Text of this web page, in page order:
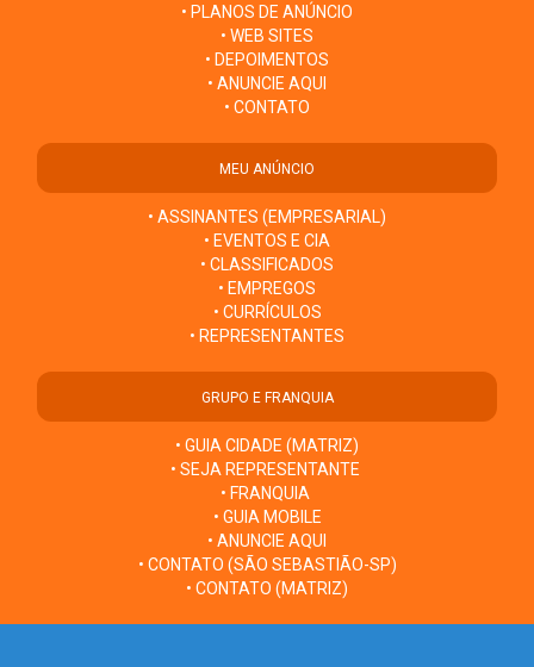
• PLANOS DE ANÚNCIO
• WEB SITES
• DEPOIMENTOS
• ANUNCIE AQUI
• CONTATO
MEU ANÚNCIO
• ASSINANTES (EMPRESARIAL)
• EVENTOS E CIA
• CLASSIFICADOS
• EMPREGOS
• CURRÍCULOS
• REPRESENTANTES
GRUPO E FRANQUIA
• GUIA CIDADE (MATRIZ)
• SEJA REPRESENTANTE
• FRANQUIA
• GUIA MOBILE
• ANUNCIE AQUI
• CONTATO (SÃO SEBASTIÃO-SP)
• CONTATO (MATRIZ)